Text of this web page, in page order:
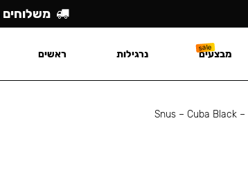
Snus – Cuba Black
משלוחים
מבצעים נרגילות ראשים